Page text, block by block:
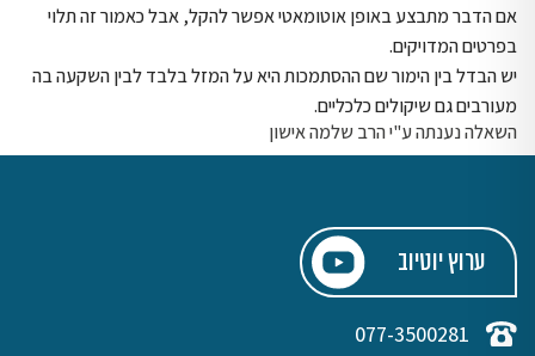
אם הדבר מתבצע באופן אוטומאטי אפשר להקל, אבל כאמור זה תלוי
בפרטים המדויקים.
יש הבדל בין הימור שם ההסתמכות היא על המזל בלבד לבין השקעה בה
מעורבים גם שיקולים כלכליים.
השאלה נענתה ע"י הרב שלמה אישון
ערוץ יוטיוב
077-3500281